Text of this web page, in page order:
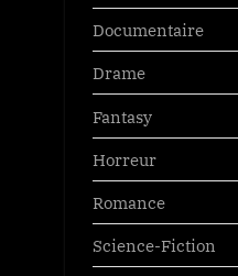
Documentaire
Drame
Fantasy
Horreur
Romance
Science-Fiction